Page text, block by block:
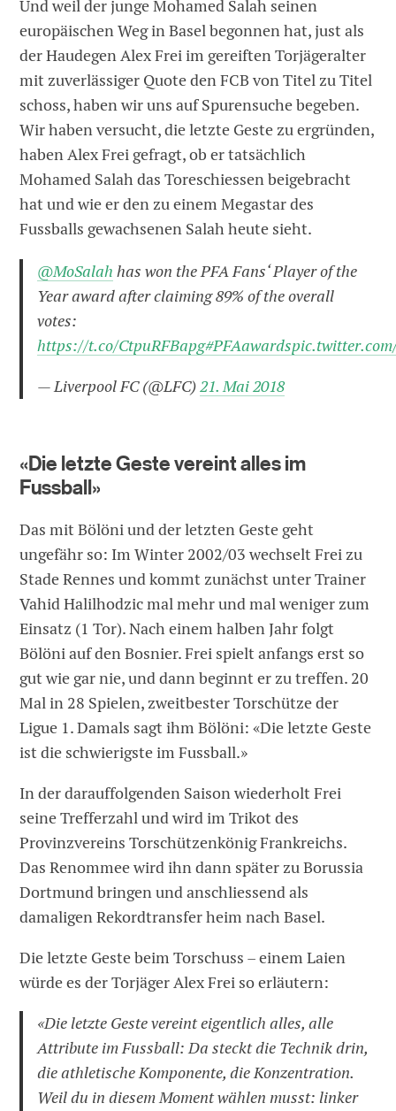
Und weil der junge Mohamed Salah seinen
europäischen Weg in Basel begonnen hat, just als
der Haudegen Alex Frei im gereiften Torjägeralter
mit zuverlässiger Quote den FCB von Titel zu Titel
schoss, haben wir uns auf Spurensuche begeben.
Wir haben versucht, die letzte Geste zu ergründen,
haben Alex Frei gefragt, ob er tatsächlich
Mohamed Salah das Toreschiessen beigebracht
hat und wie er den zu einem Megastar des
Fussballs gewachsenen Salah heute sieht.
@MoSalah has won the PFA Fans‘ Player of the
Year award after claiming 89% of the overall
votes:
https://t.co/CtpuRFBapg#PFAawards
— Liverpool FC (@LFC)21. Mai 2018
«Die letzte Geste vereint alles im
Fussball»
Das mit Bölöni und der letzten Geste geht
ungefähr so: Im Winter 2002/03 wechselt Frei zu
Stade Rennes und kommt zunächst unter Trainer
Vahid Halilhodzic mal mehr und mal weniger zum
Einsatz (1 Tor). Nach einem halben Jahr folgt
Bölöni auf den Bosnier. Frei spielt anfangs erst so
gut wie gar nie, und dann beginnt er zu treffen. 20
Mal in 28 Spielen, zweitbester Torschütze der
Ligue 1. Damals sagt ihm Bölöni: «Die letzte Geste
ist die schwierigste im Fussball.»
In der darauffolgenden Saison wiederholt Frei
seine Trefferzahl und wird im Trikot des
Provinzvereins Torschützenkönig Frankreichs.
Das Renommee wird ihn dann später zu Borussia
Dortmund bringen und anschliessend als
damaligen Rekordtransfer heim nach Basel.
Die letzte Geste beim Torschuss – einem Laien
würde es der Torjäger Alex Frei so erläutern:
«Die letzte Geste vereint eigentlich alles, alle
Attribute im Fussball: Da steckt die Technik drin,
die athletische Komponente, die Konzentration.
Weil du in diesem Moment wählen musst: linker